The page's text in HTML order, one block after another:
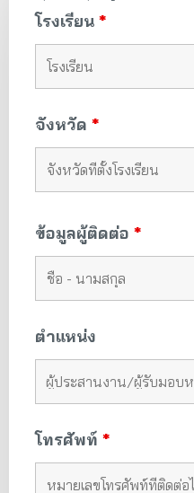
โรงเรียน *
จังหวัด *
ข้อมูลผู้ติดต่อ *
ตำแหน่ง
โทรศัพท์ *